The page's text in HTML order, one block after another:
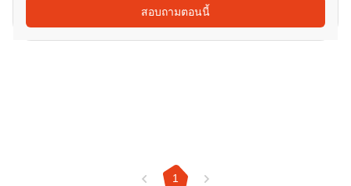
สอบถามตอนนี้
1